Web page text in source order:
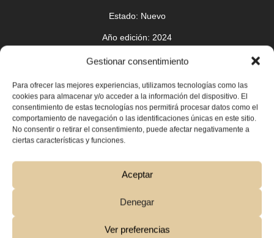
Gestionar consentimiento
Para ofrecer las mejores experiencias, utilizamos tecnologías como las
cookies para almacenar y/o acceder a la información del dispositivo. El
consentimiento de estas tecnologías nos permitirá procesar datos como el
comportamiento de navegación o las identificaciones únicas en este sitio.
No consentir o retirar el consentimiento, puede afectar negativamente a
ciertas características y funciones.
Aceptar
Denegar
Ver preferencias
Estado: Nuevo
Año edición: 2024
Guion: Frank Miller
David Mazzucchelli
Elaboración: Cartoné. Color. 264 páginas.
Editorial:ECC